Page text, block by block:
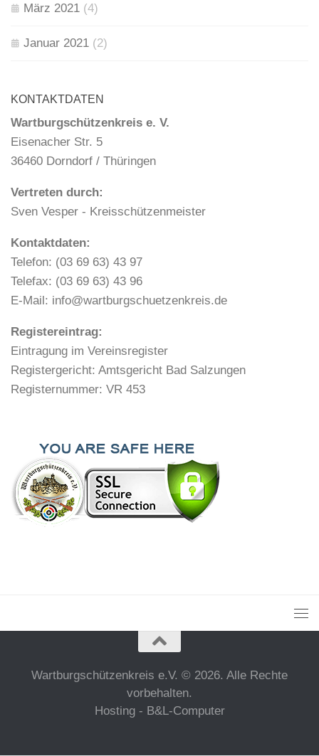
März 2021 (4)
Januar 2021 (2)
KONTAKTDATEN
Wartburgschützenkreis e. V.
Eisenacher Str. 5
36460 Dorndorf / Thüringen
Vertreten durch:
Sven Vesper - Kreisschützenmeister
Kontaktdaten:
Telefon: (03 69 63) 43 97
Telefax: (03 69 63) 43 96
E-Mail: info@wartburgschuetzenkreis.de
Registereintrag:
Eintragung im Vereinsregister
Registergericht: Amtsgericht Bad Salzungen
Registernummer: VR 453
Wartburgschützenkreis e.V. © 2026. Alle Rechte
vorbehalten.
Hosting - B&L-Computer